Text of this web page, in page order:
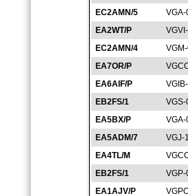
EC2AMN/5
EA2WT/P
EC2AMN/4
EA7OR/P
EA6AIF/P
EB2FS/1
EA5BX/P
EA5ADM/7
VGJ-
EA4TL/M
EB2FS/1
EA1AJV/P